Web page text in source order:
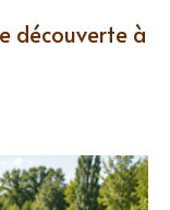
découverte à